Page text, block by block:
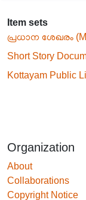
Item sets
പ്രധാന ശേഖരം
Short Story
Kottayam Public
Organization
About
Collaborations
Copyright Notice